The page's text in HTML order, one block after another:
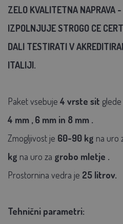
ZELO KVALITETNA NAPRAVA
IZPOLNJUJE STROGO CE
DALI TESTIRATI V
ITALIJI.
Paket vsebuje 4 vrste sit
4 mm , 6 mm in 8 mm .
Zmogljivost je 60-90 kg na uro
kg na uro za grobo mletje .
Prostornina vedra je 25 litrov.
Tehnični parametri: